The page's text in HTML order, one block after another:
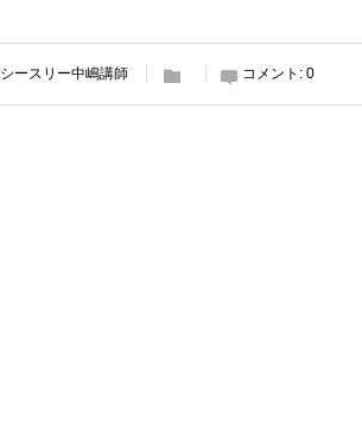
シースリー中嶋講師 コメント: 0